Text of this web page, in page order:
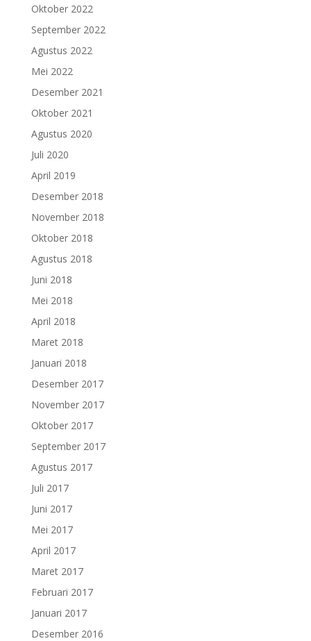
Oktober 2022
September 2022
Agustus 2022
Mei 2022
Desember 2021
Oktober 2021
Agustus 2020
Juli 2020
April 2019
Desember 2018
November 2018
Oktober 2018
Agustus 2018
Juni 2018
Mei 2018
April 2018
Maret 2018
Januari 2018
Desember 2017
November 2017
Oktober 2017
September 2017
Agustus 2017
Juli 2017
Juni 2017
Mei 2017
April 2017
Maret 2017
Februari 2017
Januari 2017
Desember 2016